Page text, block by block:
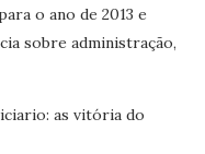
o ano de 2013 e
sobre administração,
as vitória do